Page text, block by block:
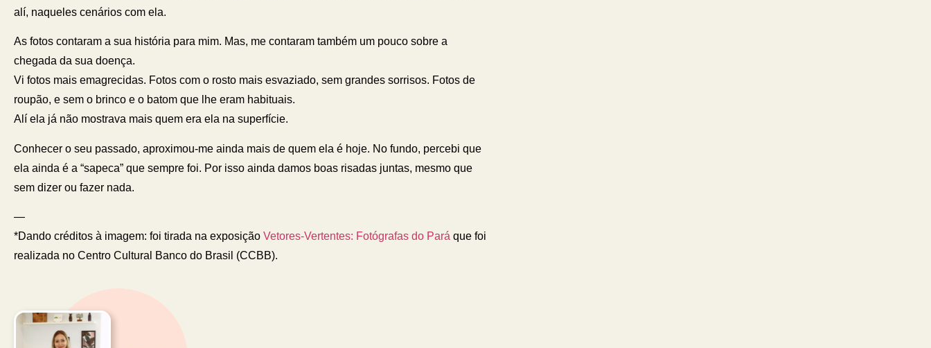
alí, naqueles cenários com ela.
As fotos contaram a sua história para mim. Mas, me contaram também um pouco sobre a
chegada da sua doença.
Vi fotos mais emagrecidas. Fotos com o rosto mais esvaziado, sem grandes sorrisos. Fotos de
roupão, e sem o brinco e o batom que lhe eram habituais.
Alí ela já não mostrava mais quem era ela na superfície.
Conhecer o seu passado, aproximou-me ainda mais de quem ela é hoje. No fundo, percebi que
ela ainda é a “sapeca” que sempre foi. Por isso ainda damos boas risadas juntas, mesmo que
sem dizer ou fazer nada.
—
*Dando créditos à imagem: foi tirada na exposição Vetores-Vertentes: Fotógrafas do Pará que foi
realizada no Centro Cultural Banco do Brasil (CCBB).